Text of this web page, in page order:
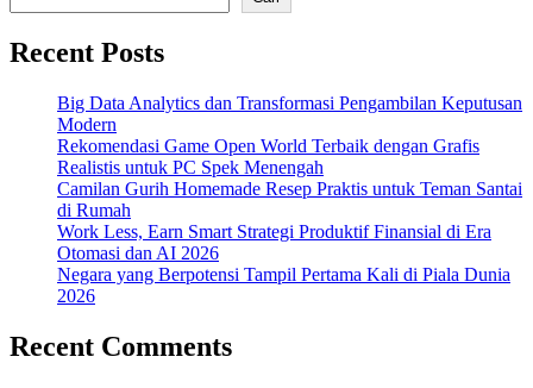
Recent Posts
Big Data Analytics dan Transformasi Pengambilan Keputusan
Modern
Rekomendasi Game Open World Terbaik dengan Grafis
Realistis untuk PC Spek Menengah
Camilan Gurih Homemade Resep Praktis untuk Teman Santai
di Rumah
Work Less, Earn Smart Strategi Produktif Finansial di Era
Otomasi dan AI 2026
Negara yang Berpotensi Tampil Pertama Kali di Piala Dunia
2026
Recent Comments